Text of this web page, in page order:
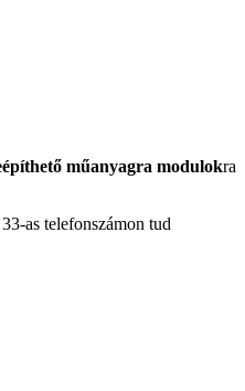
műanyagra modulokra
as telefonszámon tud